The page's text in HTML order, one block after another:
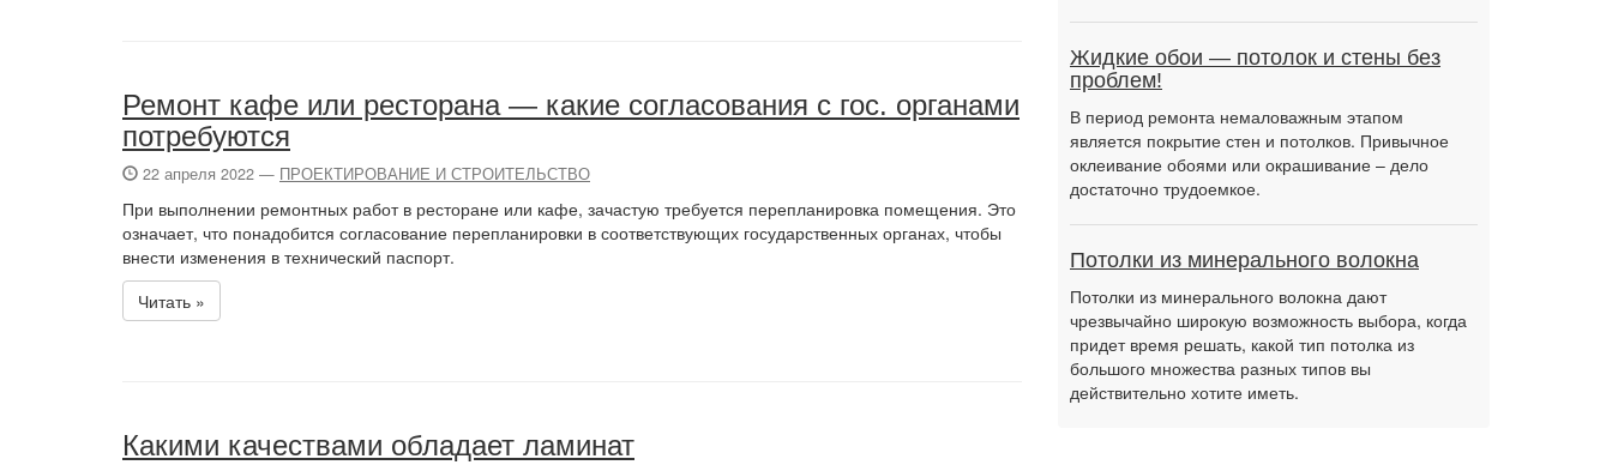
Ремонт кафе или ресторана — какие согласования с гос. органами
потребуются
22 апреля 2022 — ПРОЕКТИРОВАНИЕ И СТРОИТЕЛЬСТВО
При выполнении ремонтных работ в ресторане или кафе, зачастую требуется перепланировка помещения. Это
означает, что понадобится согласование перепланировки в соответствующих государственных органах, чтобы
внести изменения в технический паспорт.
Читать »
Какими качествами обладает ламинат
Жидкие обои — потолок и стены без
проблем!
В период ремонта немаловажным этапом
является покрытие стен и потолков. Привычное
оклеивание обоями или окрашивание – дело
достаточно трудоемкое.
Потолки из минерального волокна
Потолки из минерального волокна дают
чрезвычайно широкую возможность выбора, когда
придет время решать, какой тип потолка из
большого множества разных типов вы
действительно хотите иметь.